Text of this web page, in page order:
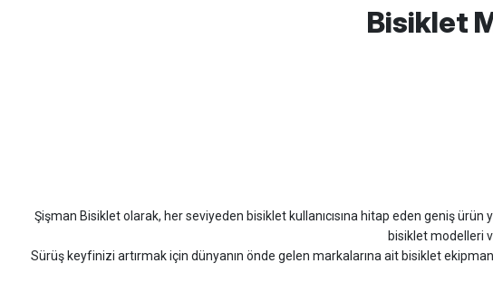
Uygun olursa alacağım
Hüseyin Akıncı | 14/07/2026
Bisiklet
Şişman Bisiklet olarak, her seviyeden bisiklet kullanıcısına hitap eden geniş
bisiklet modelleri
Sürüş keyfinizi artırmak için dünyanın önde gelen markalarına ait bisiklet